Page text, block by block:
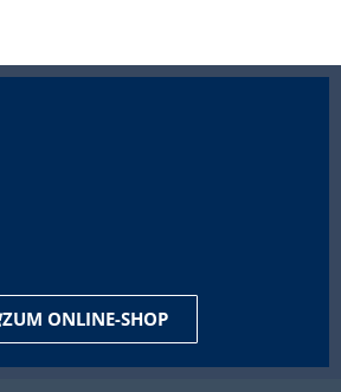
ZUM ONLINE-SHOP